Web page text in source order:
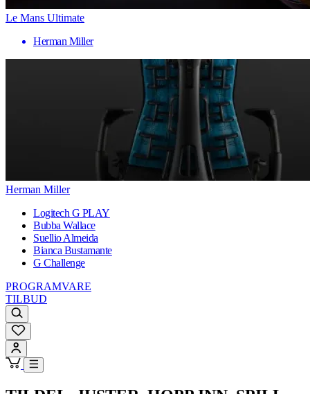
Le Mans Ultimate
Herman Miller
Herman Miller
Logitech G PLAY
Bubba Wallace
Suellio Almeida
Bianca Bustamante
G Challenge
PROGRAMVARE
TILBUD